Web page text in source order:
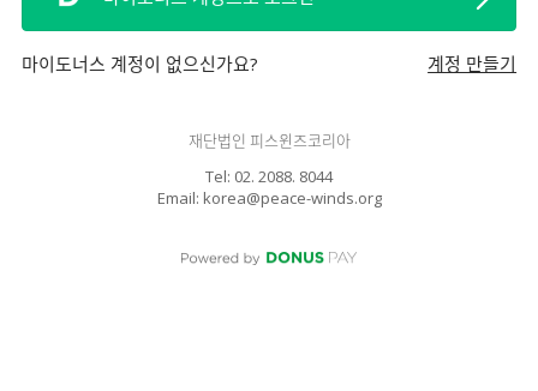
마이도너스 계정이 없으신가요? 계정 만들기
재단법인 피스윈즈코리아
Tel: 02. 2088. 8044
Email: korea@peace-winds.org